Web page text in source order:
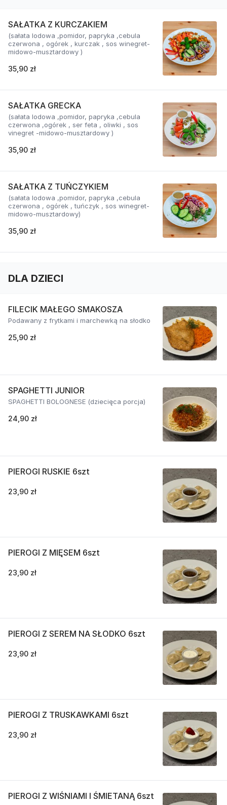
SAŁATKA Z KURCZAKIEM
(sałata lodowa ,pomidor, papryka ,cebula
czerwona , ogórek , kurczak , sos winegret-
midowo-musztardowy )
35,90 zł
SAŁATKA GRECKA
(sałata lodowa ,pomidor, papryka ,cebula
czerwona ,ogórek , ser feta , oliwki , sos
vinegret -midowo-musztardowy )
35,90 zł
SAŁATKA Z TUŃCZYKIEM
(sałata lodowa ,pomidor, papryka ,cebula
czerwona , ogórek , tuńczyk , sos winegret-
midowo-musztardowy)
35,90 zł
DLA DZIECI
FILECIK MAŁEGO SMAKOSZA
Podawany z frytkami i marchewką na słodko
25,90 zł
SPAGHETTI JUNIOR
SPAGHETTI BOLOGNESE (dziecięca porcja)
24,90 zł
PIEROGI RUSKIE 6szt
23,90 zł
PIEROGI Z MIĘSEM 6szt
23,90 zł
PIEROGI Z SEREM NA SŁODKO 6szt
23,90 zł
PIEROGI Z TRUSKAWKAMI 6szt
23,90 zł
PIEROGI Z WIŚNIAMI I ŚMIETANĄ 6szt